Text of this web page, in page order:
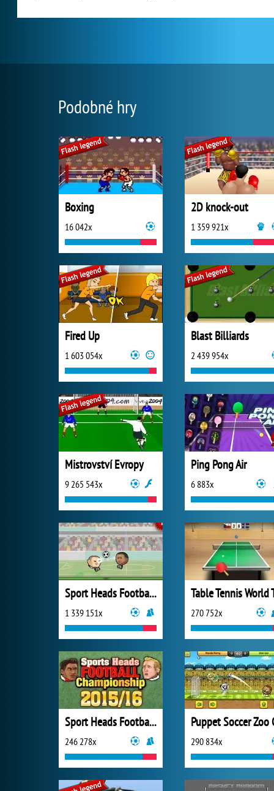
Podobné hry
Boxing
16 042x
2D knock-out
1 359 921x
Fired Up
1 603 054x
Blast Billiards
2 439 954x
Mistrovství Evropy
9 265 543x
Ping Pong Air
6 883x
Sport Heads Football Championship
1 339 151x 270 752x
Sport Heads Football Championship 2015/16
246 278x
Puppet Soccer Zoo
290 834x